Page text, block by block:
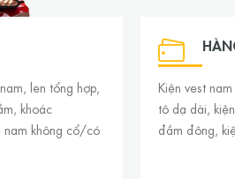
len tổng hợp,
khoác
nam không cổ/có
Kiện vest
tô dạ dài,
đầm đông,